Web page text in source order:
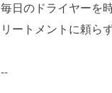
毎日のドライヤーを
リートメントに頼ら
--